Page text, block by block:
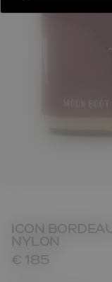
ICON
NYLON
€ 185